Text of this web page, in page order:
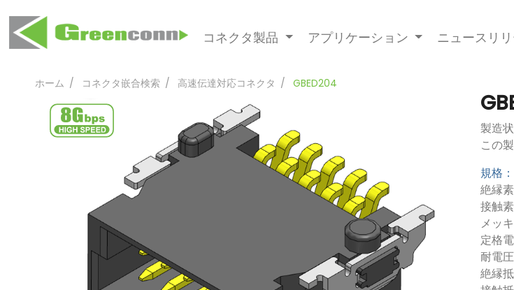
コネクタ製品 アプリケーション ニュースリ
ホーム コネクタ嵌合検索 高速伝達対応コネクタ GBED204
製造
この
規格：
絶縁
接触
メッ
定格
耐電
絶縁